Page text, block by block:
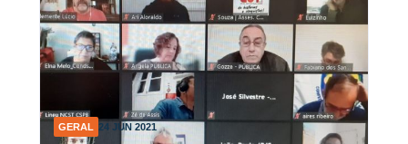
GERAL 24 JUN 2021